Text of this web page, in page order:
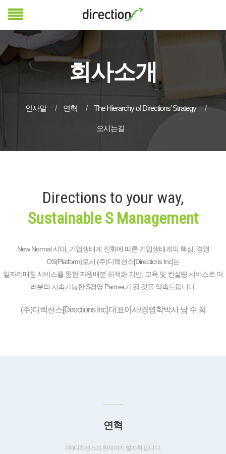
회사소개
인사말 연혁 The Hierarchy of Directions’ Strategy
오시는길
Directions to your way,
Sustainable S Management
New Normal 시대, 기업생태계 진화에 따른 기업생태계의 핵심, 경영
OS(Platform)로서 (주)디렉션스[Directions Inc]는
일자리매칭 서비스를 통한 자원배분 최적화 기반, 교육 및 컨설팅 서비스로 여
러분의 지속가능한 S경영 Partner가 될 것을 약속드립니다.
(주)디렉션스[Directions Inc] 대표이사/경영학박사 남 수 희
연혁
(주)디렉션스의 현재까지 발자취 입니다.